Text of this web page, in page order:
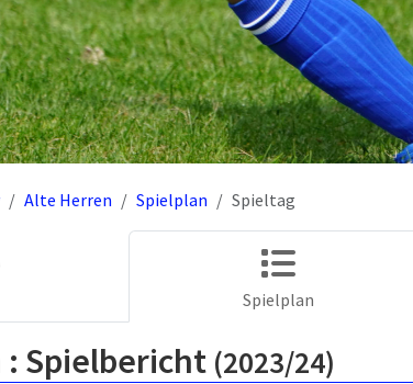
Alte Herren Spielplan Spieltag
Spielplan
Spielbericht (2023/24)